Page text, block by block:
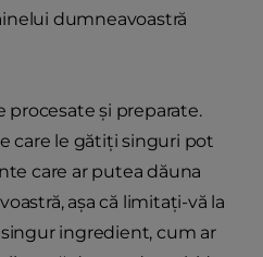
dumneavoastră
procesate și preparate.
care le gătiți singuri pot
care ar putea dăuna
așa că limitați-vă la
ingredient, cum ar